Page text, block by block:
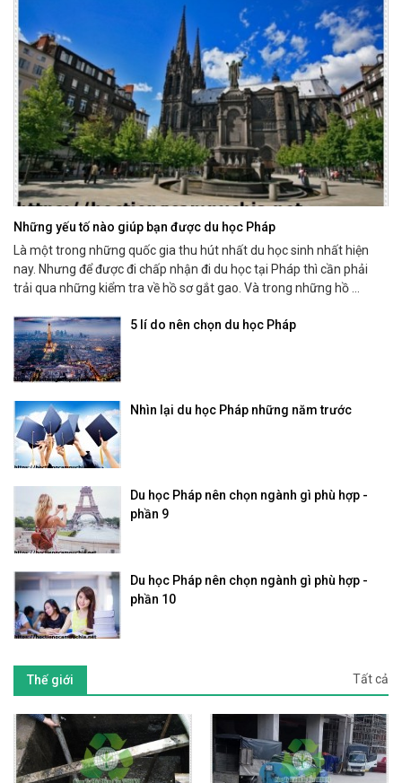
Những yếu tố nào giúp bạn được du học Pháp
Là một trong những quốc gia thu hút nhất du học sinh nhất hiện
nay. Nhưng để được đi chấp nhận đi du học tại Pháp thì cần phải
trải qua những kiểm tra về hồ sơ gắt gao. Và trong những hồ ...
5 lí do nên chọn du học Pháp
Nhìn lại du học Pháp những năm trước
Du học Pháp nên chọn ngành gì phù hợp -
phần 9
Du học Pháp nên chọn ngành gì phù hợp -
phần 10
Thế giới Tất cả